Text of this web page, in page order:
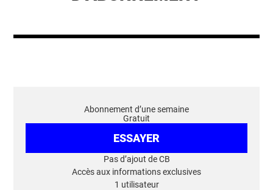
Abonnement d’une semaine
Gratuit
ESSAYER
Pas d’ajout de CB
Accès aux informations exclusives
1 utilisateur